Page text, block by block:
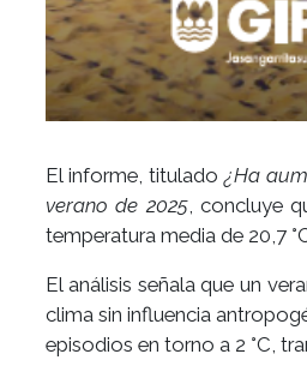
El informe, titulado¿Ha
verano de 2025, concluye
temperatura media de 20,7
El análisis señala que un
clima sin influencia
episodios en torno a 2 °C,